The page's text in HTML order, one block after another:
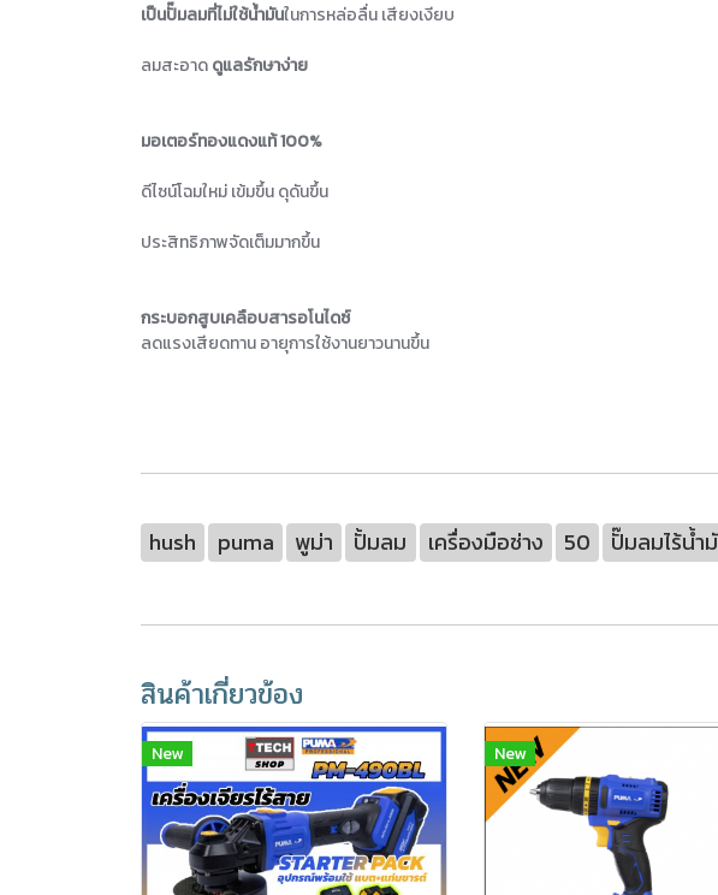
เป็นปั๊มลมที่ไม่ใช้น้ำมันในการหล่อลื่น เสียงเงียบ
ลมสะอาดดูแลรักษาง่าย
มอเตอร์ทองแดงแท้ 100%
ดีไซน์โฉมใหม่ เข้มขึ้น ดุดันขึ้น
ประสิทธิภาพจัดเต็มมากขึ้น
กระบอกสูบเคลือบสารอโนไดซ์
ลดแรงเสียดทาน อายุการใช้งานยาวนานขึ้น
hush puma พูม่า ปั้มลม เครื่องมือช่าง 50 ปั๊มลมไร้น้ำ
สินค้าเกี่ยวข้อง
New New